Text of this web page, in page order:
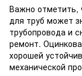
Важно отметить,
для труб может
трубопровода и
ремонт.
хорошей
механической